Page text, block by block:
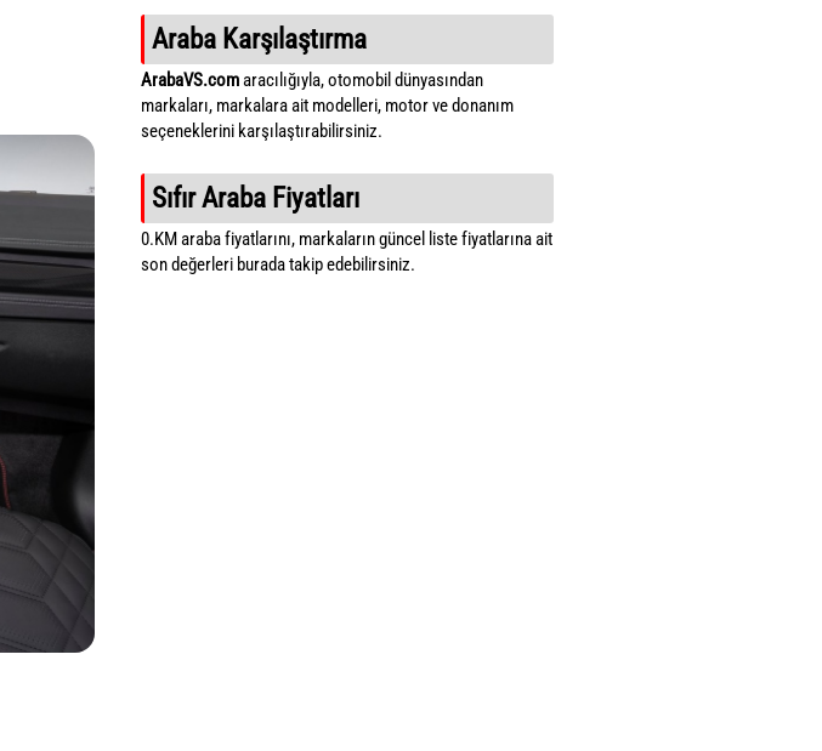
Araba Karşılaştırma
ArabaVS.comaracılığıyla, otomobil dünyasından
markaları, markalara ait modelleri, motor ve donanım
seçeneklerini karşılaştırabilirsiniz.
Sıfır Araba Fiyatları
0.KM araba fiyatlarını, markaların güncel liste fiyatlarına ait
son değerleri burada takip edebilirsiniz.